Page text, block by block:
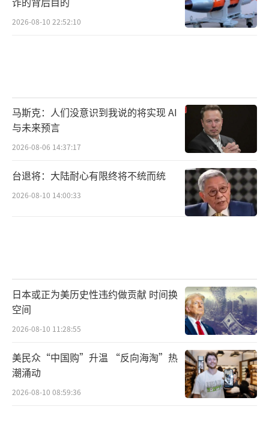
2026-08-10 22:52:10
马斯克：人们没意识到我说的将实现 AI
与未来预言
2026-08-06 14:37:17
台退将：大陆耐心有限终将不统而统
2026-08-10 14:00:33
日本或正为美历史性违约做贡献 时间换
空间
2026-08-10 11:28:55
美民众“中国购”升温 “反向海淘”热
潮涌动
2026-08-10 08:59:36